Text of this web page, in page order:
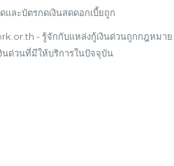
และบัตรกดเงินสดดอกเบี้ยถูก
- รู้จักกับแหล่งกู้เงินด่วนถูกกฎหมาย
นด่วนที่มีให้บริการในปัจจุบัน